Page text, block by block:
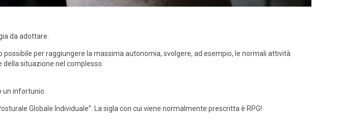
da adottare.
per raggiungere la massima autonomia, svolgere, ad esempio, le normali attività
situazione nel complesso.
un infortunio.
Globale Individuale”. La sigla con cui viene normalmente prescritta è RPG!